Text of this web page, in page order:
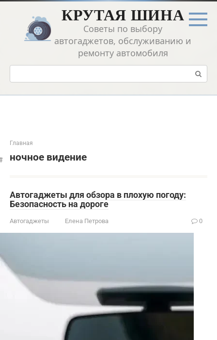
Перейти
контенту
КРУТАЯ ШИНА
Советы по выбору
автогаджетов, обслуживанию и
ремонту автомобиля
Поиск:
Главная
ночное видение
Автогаджеты для обзора в плохую погоду:
Безопасность на дороге
Автогаджеты Елена Петрова 0